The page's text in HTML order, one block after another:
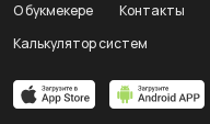
О букмекере Контакты
Калькулятор систем